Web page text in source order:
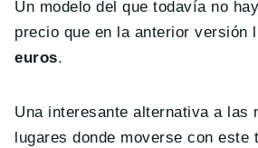
Un modelo del que todavía no
precio que en la anterior versión
euros.
Una interesante alternativa a las
lugares donde moverse con este